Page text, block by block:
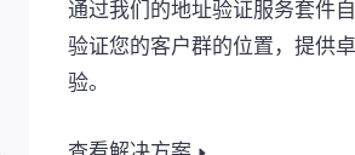
通过我们的地址验证服务套件
验证您的客户群的位置，提供
验。